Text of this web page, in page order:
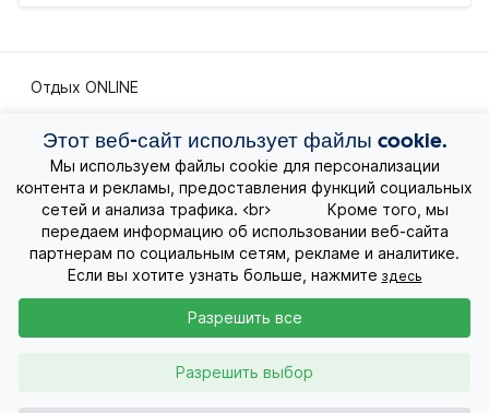
Отдых ONLINE
Экскурсионные путешествия
Экзотические путешествия
Лучшие предложения
Круизы
Контакты
Этот веб-сайт использует файлы cookie.
Мы используем файлы cookie для персонализации
контента и рекламы, предоставления функций социальных
сетей и анализа трафика. <br> Кроме того, мы
передаем информацию об использовании веб-сайта
партнерам по социальным сетям, рекламе и аналитике.
Если вы хотите узнать больше, нажмите здесь
Разрешить выбор
Разрешить все